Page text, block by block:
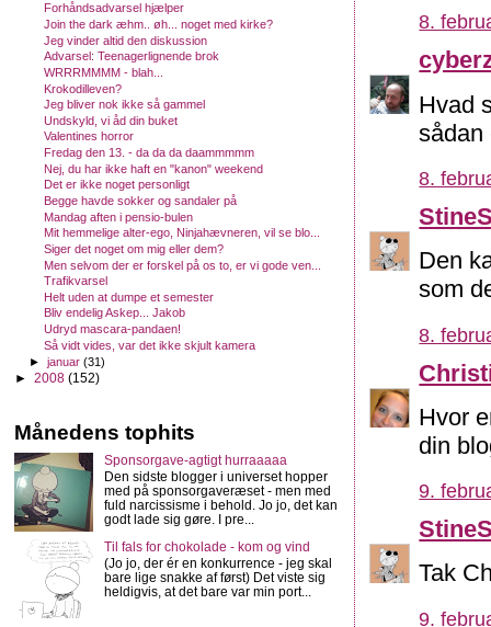
8.
Hvad
8.
Den
som
8.
Hvor
din
9.
Tak
9.
Forhåndsadvarsel hjælper
Join the dark æhm.. øh... noget med kirke?
Jeg vinder altid den diskussion
Advarsel: Teenagerlignende brok
WRRRMMMM - blah...
Krokodilleven?
Jeg bliver nok ikke så gammel
Undskyld, vi åd din buket
Valentines horror
Fredag den 13. - da da da daammmmm
Nej, du har ikke haft en "kanon" weekend
Det er ikke noget personligt
Begge havde sokker og sandaler på
Mandag aften i pensio-bulen
Mit hemmelige alter-ego, Ninjahævneren, vil se blo...
Siger det noget om mig eller dem?
Men selvom der er forskel på os to, er vi gode ven...
Trafikvarsel
Helt uden at dumpe et semester
Bliv endelig Askep... Jakob
Udryd mascara-pandaen!
Så vidt vides, var det ikke skjult kamera
►januar(31)
► 2008 (152)
Månedens tophits
Sponsorgave-agtigt hurraaaaa
Den sidste blogger i universet hopper
med på sponsorgaveræset - men med
fuld narcissisme i behold. Jo jo, det kan
godt lade sig gøre. I pre...
Til fals for chokolade - kom og vind
(Jo jo, der ér en konkurrence - jeg skal
bare lige snakke af først) Det viste sig
heldigvis, at det bare var min port...